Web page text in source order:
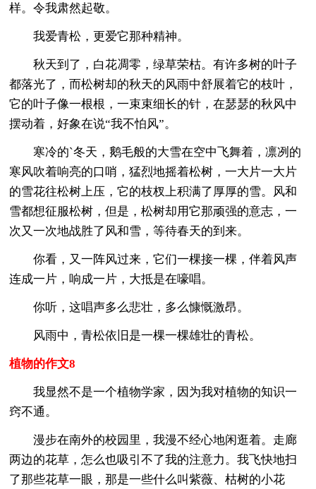
样。令我肃然起敬。
我爱青松，更爱它那种精神。
秋天到了，白花凋零，绿草荣枯。有许多树的叶子
都落光了，而松树却的秋天的风雨中舒展着它的枝叶，
它的叶子像一根根，一束束细长的针，在瑟瑟的秋风中
摆动着，好象在说“我不怕风”。
寒冷的`冬天，鹅毛般的大雪在空中飞舞着，凛冽的
寒风吹着响亮的口哨，猛烈地摇着松树，一大片一大片
的雪花往松树上压，它的枝杈上积满了厚厚的雪。风和
雪都想征服松树，但是，松树却用它那顽强的意志，一
次又一次地战胜了风和雪，等待春天的到来。
你看，又一阵风过来，它们一棵接一棵，伴着风声
连成一片，响成一片，大抵是在嚎唱。
你听，这唱声多么悲壮，多么慷慨激昂。
风雨中，青松依旧是一棵一棵雄壮的青松。
植物的作文8
我显然不是一个植物学家，因为我对植物的知识一
窍不通。
漫步在南外的校园里，我漫不经心地闲逛着。走廊
两边的花草，怎么也吸引不了我的注意力。我飞快地扫
了那些花草一眼，那是一些什么叫紫薇、枯树的小花